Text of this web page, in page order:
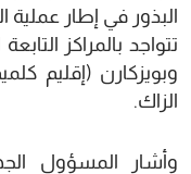
البذور في إطار عملية
تتواجد بالمراكز
وبويزكارن (إقليم
الزاك.
وأشار المسؤول